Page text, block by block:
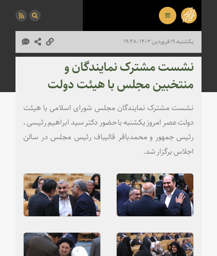
یکشنبه، ۱۹ فروردین ۱۴۰۳ - ۱۹:۴۸
نشست مشترک نمایندگان و
منتخبین مجلس با هیئت دولت
نشست مشترک نمایندگان مجلس شورای اسلامی با هیئت
دولت عصر امروز یکشنبه با حضور دکتر سید ابراهیم رئیسی ،
رئیس جمهور و محمدباقر قالیباف رئیس مجلس در سالن
اجلاس برگزار شد.